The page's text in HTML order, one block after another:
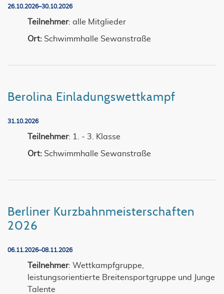
26.10.2026–30.10.2026
Teilnehmer: alle Mitglieder
Ort: Schwimmhalle Sewanstraße
Berolina Einladungswettkampf
31.10.2026
Teilnehmer: 1. - 3. Klasse
Ort: Schwimmhalle Sewanstraße
Berliner Kurzbahnmeisterschaften
2026
06.11.2026–08.11.2026
Teilnehmer: Wettkampfgruppe,
leistungsorientierte Breitensportgruppe und Junge
Talente